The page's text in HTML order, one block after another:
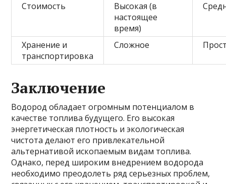
Стоимость
Высокая (в
настоящее
время)
Хранение и
транспортировка
Сложное
Заключение
Водород обладает огромным потенциалом в
качестве топлива будущего. Его высокая
энергетическая плотность и экологическая
чистота делают его привлекательной
альтернативой ископаемым видам топлива.
Однако, перед широким внедрением водорода
необходимо преодолеть ряд серьезных проблем,